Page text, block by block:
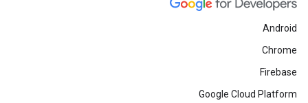
Android
Chrome
Firebase
Google Cloud Platform